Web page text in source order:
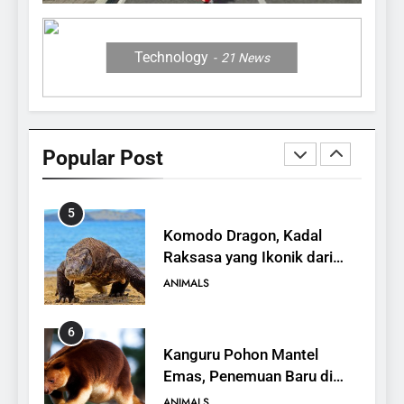
Technology 21 News
Popular Post
Satwa Endemik Sulawesi
yang Terancam Punah
ANIMALS
4
Karakteristik, Jenis, dan
Peran dalam Ekosistem
5
Komodo Dragon, Kadal
Raksasa yang Ikonik dari
Indonesia
ANIMALS
6
Kanguru Pohon Mantel
Emas, Penemuan Baru di
Dunia Satwa